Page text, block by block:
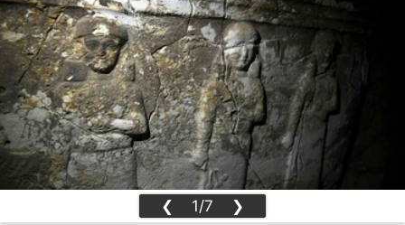
❮ 1/7 ❯